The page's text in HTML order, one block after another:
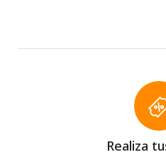
Realiza